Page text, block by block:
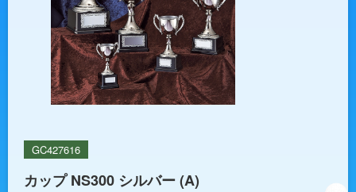
GC427616
カップ NS300 シルバー (A)